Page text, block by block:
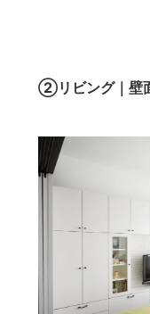
②リビング｜壁